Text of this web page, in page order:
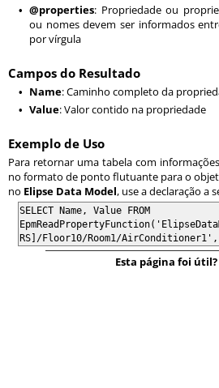
• @properties: Propriedade ou
ou nomes devem ser informados
por vírgula
Campos do Resultado
• Name: Caminho completo da
• Value: Valor contido na propriedade
Exemplo de Uso
Para retornar uma tabela com
no formato de ponto flutuante para o
no Elipse Data Model, use a declaração a
SELECT Name, Value FROM
RS]/Floor10/Room1/
Esta página foi útil?